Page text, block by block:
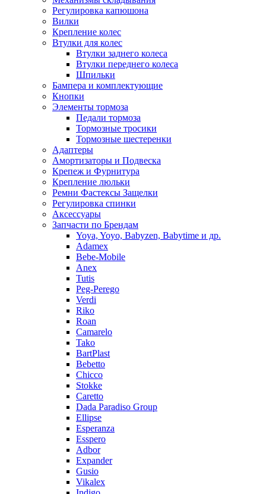
Регулировка капюшона
Вилки
Крепление колес
Втулки для колес
Втулки заднего колеса
Втулки переднего колеса
Шпильки
Бампера и комплектующие
Кнопки
Элементы тормоза
Педали тормоза
Тормозные тросики
Тормозные шестеренки
Адаптеры
Амортизаторы и Подвеска
Крепеж и Фурнитура
Крепление люльки
Ремни Фастексы Защелки
Регулировка спинки
Аксессуары
Запчасти по Брендам
Yoya, Yoyo, Babyzen, Babytime и др.
Adamex
Bebe-Mobile
Anex
Tutis
Peg-Perego
Verdi
Riko
Roan
Camarelo
Tako
BartPlast
Bebetto
Chicco
Stokke
Caretto
Dada Paradiso Group
Ellipse
Esperanza
Esspero
Adbor
Expander
Gusio
Vikalex